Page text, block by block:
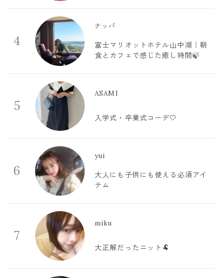
4
ナッパ
富士マリオットホテル山中湖｜朝
食とカフェで感じた癒し時間🍃
5
ASAMI
入学式・卒業式コーデ🤍
6
yui
大人にも子供にも使える必須アイ
テム
7
miku
大正解だったニット🐏